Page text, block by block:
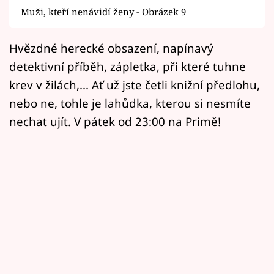
Filmový festival Karlovy Vary
Mámy sobě
Přihlášení
Muži, kteří nenávidí ženy - Obrázek 9
Hvězdné herecké obsazení, napínavý
detektivní příběh, zápletka, při které tuhne
krev v žilách,... Ať už jste četli knižní předlohu,
nebo ne, tohle je lahůdka, kterou si nesmíte
nechat ujít. V pátek od 23:00 na Primě!